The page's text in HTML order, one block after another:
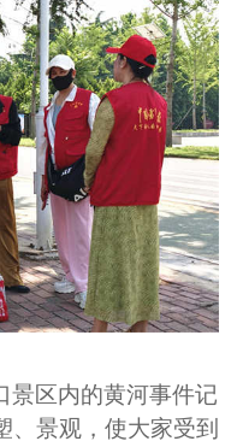
景区内的黄河事件记
、景观，使大家受到